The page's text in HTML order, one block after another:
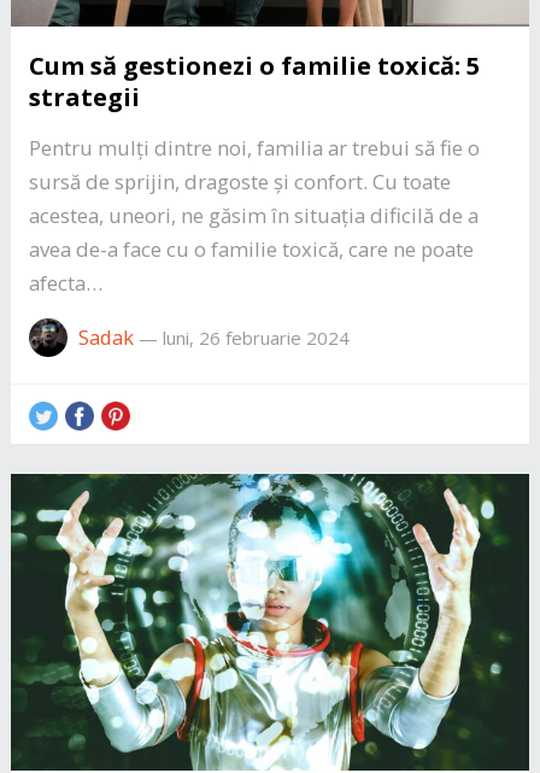
Cum să gestionezi o familie toxică: 5
strategii
Pentru mulți dintre noi, familia ar trebui să fie o
sursă de sprijin, dragoste și confort. Cu toate
acestea, uneori, ne găsim în situația dificilă de a
avea de-a face cu o familie toxică, care ne poate
afecta…
Sadak— luni, 26 februarie 2024